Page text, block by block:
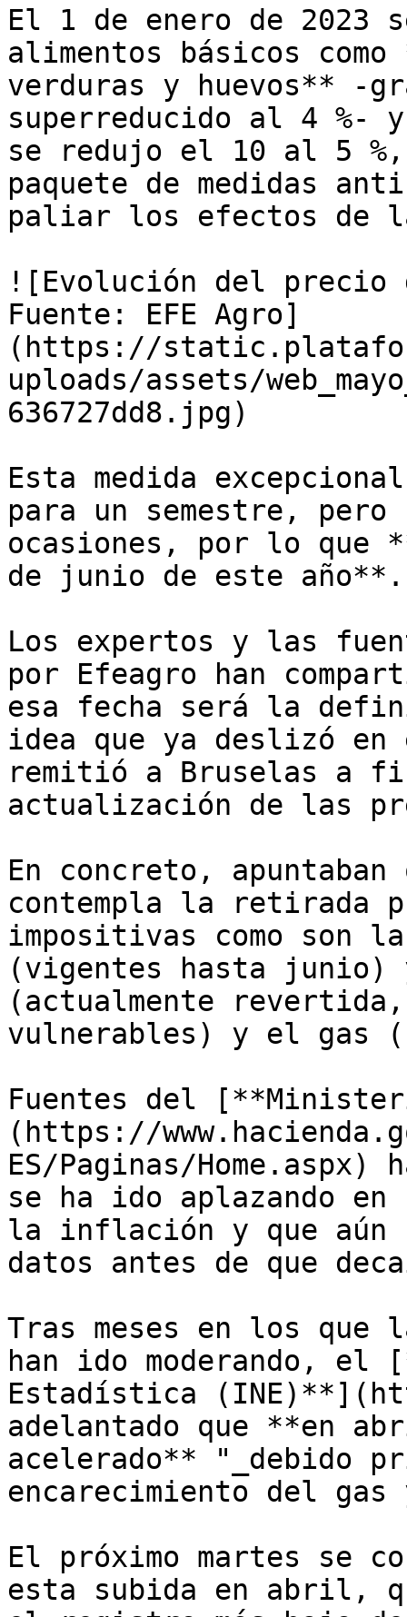
El 1 de enero de 2023
alimentos básicos
verduras y huevos** -
superreducido al 4 %-
se redujo el 10 al 5
paquete de medidas
paliar los efectos de
![Evolución del precio
Fuente: EFE Agro]
(https://
uploads/assets/
636727dd8.jpg)
Esta medida
para un semestre,
ocasiones, por lo que
de junio de este año**.
Los expertos y las
por Efeagro han
esa fecha será la
idea que ya deslizó en
remitió a Bruselas a
actualización de las
En concreto,
contempla la retirada
impositivas como son
(vigentes hasta
(actualmente
vulnerables) y el gas
Fuentes del
(https://
ES/Paginas/
se ha ido aplazando
la inflación y que aún
datos antes de que
Tras meses en los que
han ido moderando,
Estadística
adelantado que **en
acelerado** "_debido
encarecimiento del
El próximo martes se
esta subida en abril,